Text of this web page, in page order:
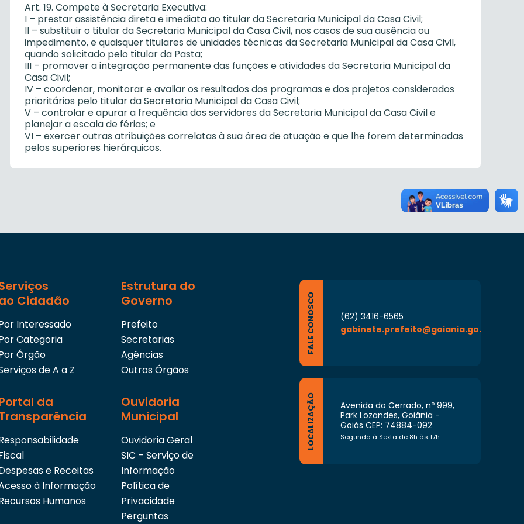
Art. 19. Compete à Secretaria Executiva:
I – prestar assistência direta e imediata ao titular da Secretaria Municipal da Casa Civil;
II – substituir o titular da Secretaria Municipal da Casa Civil, nos casos de sua ausência ou
impedimento, e quaisquer titulares de unidades técnicas da Secretaria Municipal da Casa Civil,
quando solicitado pelo titular da Pasta;
III – promover a integração permanente das funções e atividades da Secretaria Municipal da
Casa Civil;
IV – coordenar, monitorar e avaliar os resultados dos programas e dos projetos considerados
prioritários pelo titular da Secretaria Municipal da Casa Civil;
V – controlar e apurar a frequência dos servidores da Secretaria Municipal da Casa Civil e
planejar a escala de férias; e
VI – exercer outras atribuições correlatas à sua área de atuação e que lhe forem determinadas
pelos superiores hierárquicos.
Cidadão
Interessado
Categoria
Órgão
de A a Z
Estrutura do
Governo
Prefeito
Secretarias
Agências
Outros Órgãos
da
e Receitas
à Informação
Humanos
Ouvidoria
Municipal
Ouvidoria Geral
SIC – Serviço de
Informação
Política de
Privacidade
Perguntas
FALE CONOSCO
(62) 3416-6565
gabinete.prefeito@goiania.go.gov.br
LOCALIZAÇÃO
Avenida do Cerrado, nº 999,
Park Lozandes, Goiânia -
Goiás CEP: 74884-092
Segunda à Sexta de 8h às 17h